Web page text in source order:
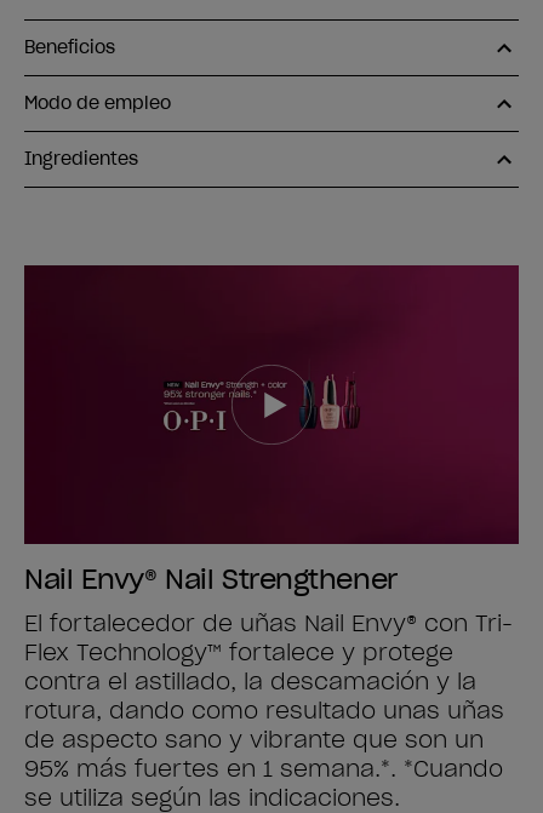
Beneficios
Modo de empleo
Ingredientes
Nail Envy® Nail Strengthener
El fortalecedor de uñas Nail Envy® con Tri-
Flex Technology™ fortalece y protege
contra el astillado, la descamación y la
rotura, dando como resultado unas uñas
de aspecto sano y vibrante que son un
95% más fuertes en 1 semana.*. *Cuando
se utiliza según las indicaciones.